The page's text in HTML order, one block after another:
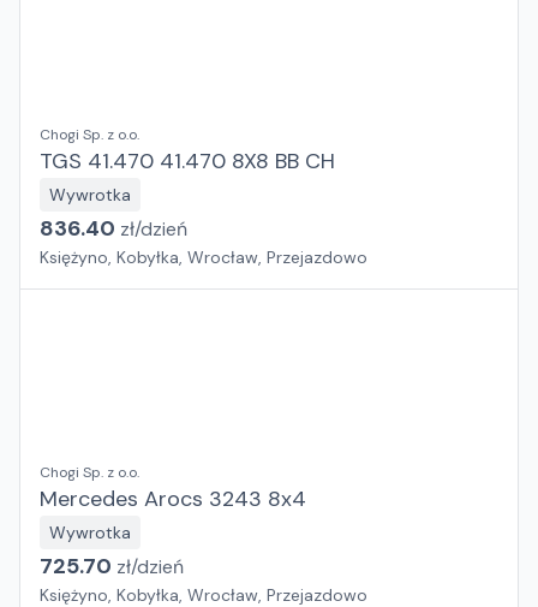
Chogi Sp. z o.o.
TGS 41.470 41.470 8X8 BB CH
Wywrotka
836.40 zł/dzień
Księżyno, Kobyłka, Wrocław, Przejazdowo
Chogi Sp. z o.o.
Mercedes Arocs 3243 8x4
Wywrotka
725.70 zł/dzień
Księżyno, Kobyłka, Wrocław, Przejazdowo